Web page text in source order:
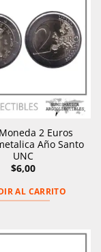
2 Euros
Año Santo
UNC
$6,00
AL CARRITO